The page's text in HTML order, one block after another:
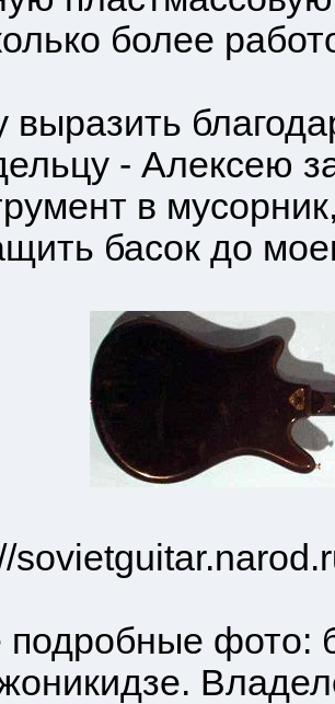
более
выразить
- Алексею
в
басок до
фото: